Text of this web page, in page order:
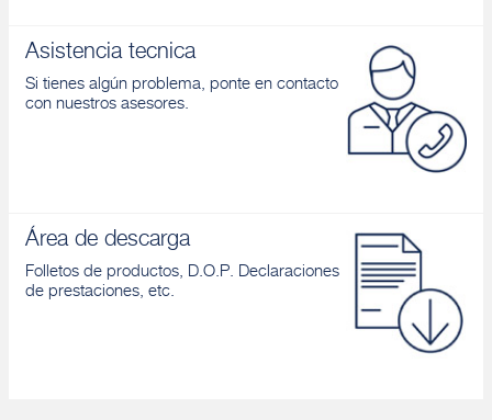
Asistencia tecnica
Si tienes algún problema, ponte en contacto
con nuestros asesores.
Área de descarga
Folletos de productos, D.O.P. Declaraciones
de prestaciones, etc.